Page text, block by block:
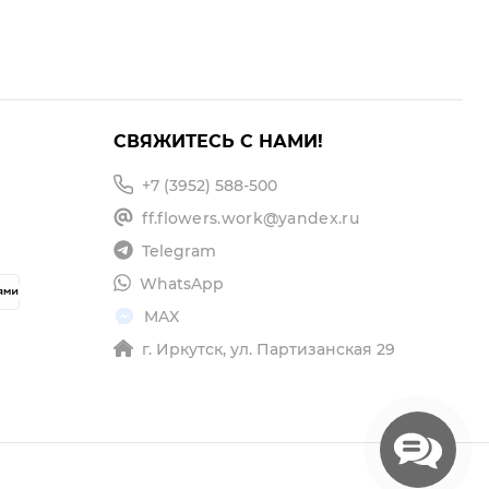
СВЯЖИТЕСЬ С НАМИ!
+7 (3952) 588-500
ff.flowers.work@yandex.ru
Telegram
WhatsApp
MAX
г. Иркутск, ул. Партизанская 29